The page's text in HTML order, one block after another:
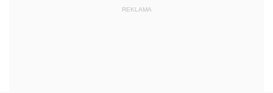
REKLAMA